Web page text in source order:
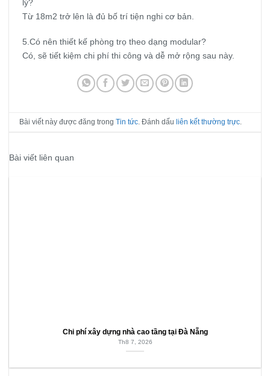
lý?
Từ 18m2 trở lên là đủ bố trí tiện nghi cơ bản.
5.Có nên thiết kế phòng trọ theo dạng modular?
Có, sẽ tiết kiệm chi phí thi công và dễ mở rộng sau này.
Bài viết này được đăng trongTin tức . Đánh dấu liên kết thường trực
Bài viết liên quan
Chi phí xây dựng nhà cao tầng tại Đà Nẵng
Th8 7, 2026